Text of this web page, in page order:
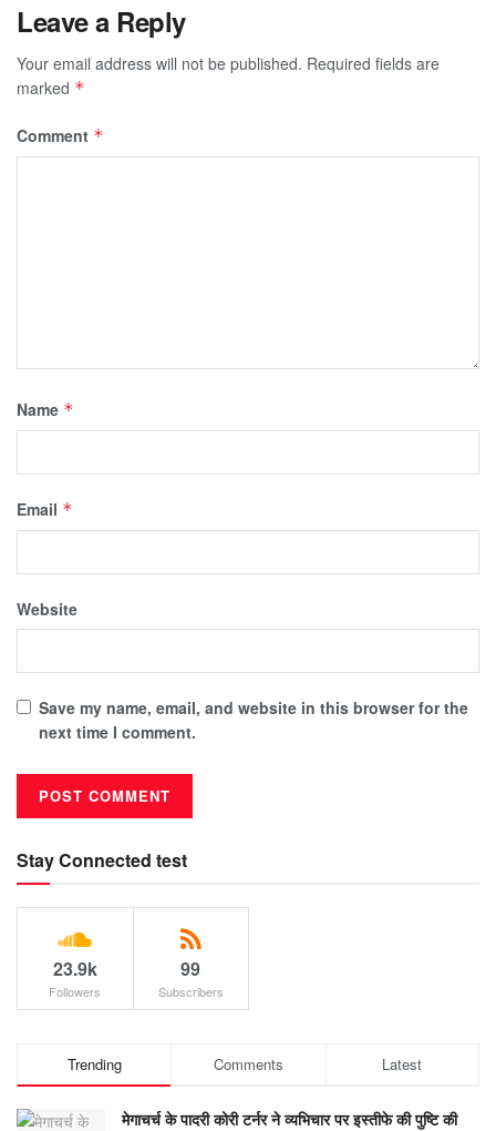
Leave a Reply
Your email address will not be published. Required fields are
marked *
Comment *
Name *
Email *
Website
Save my name, email, and website in this browser for the
next time I comment.
Stay Connected test
23.9k
Followers
99
Subscribers
Trending Comments Latest
मेगाचर्च के पादरी कोरी टर्नर ने व्यभिचार पर इस्तीफे की पुष्टि की